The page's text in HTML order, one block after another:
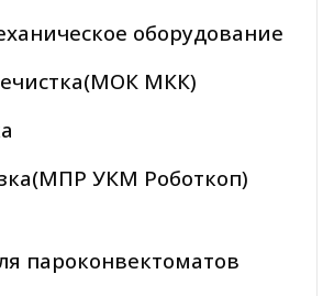
оборудование
МКК)
УКМ Роботкоп)
пароконвектоматов